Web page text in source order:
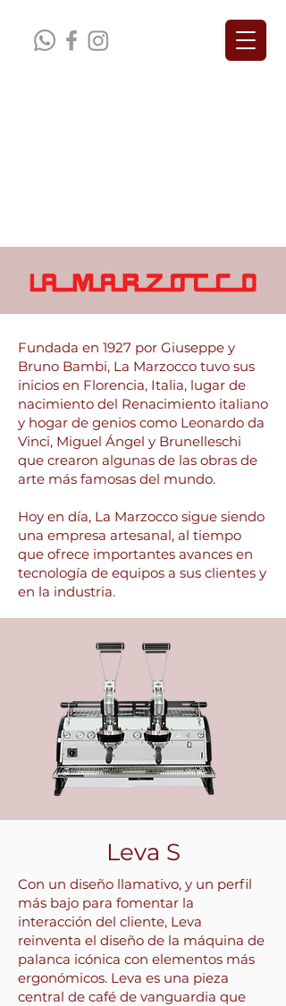
Fundada en 1927 por Giuseppe y
Bruno Bambi, La Marzocco tuvo sus
inicios en Florencia, Italia, lugar de
nacimiento del Renacimiento italiano
y hogar de genios como Leonardo da
Vinci, Miguel Ángel y Brunelleschi
que crearon algunas de las obras de
arte más famosas del mundo.
Hoy en día, La Marzocco sigue siendo
una empresa artesanal, al tiempo
que ofrece importantes avances en
tecnología de equipos a sus clientes y
en la industria.
Leva S
Con un diseño llamativo, y un perfil
más bajo para fomentar la
interacción del cliente, Leva
reinventa el diseño de la máquina de
palanca icónica con elementos más
ergonómicos. Leva es una pieza
central de café de vanguardia que